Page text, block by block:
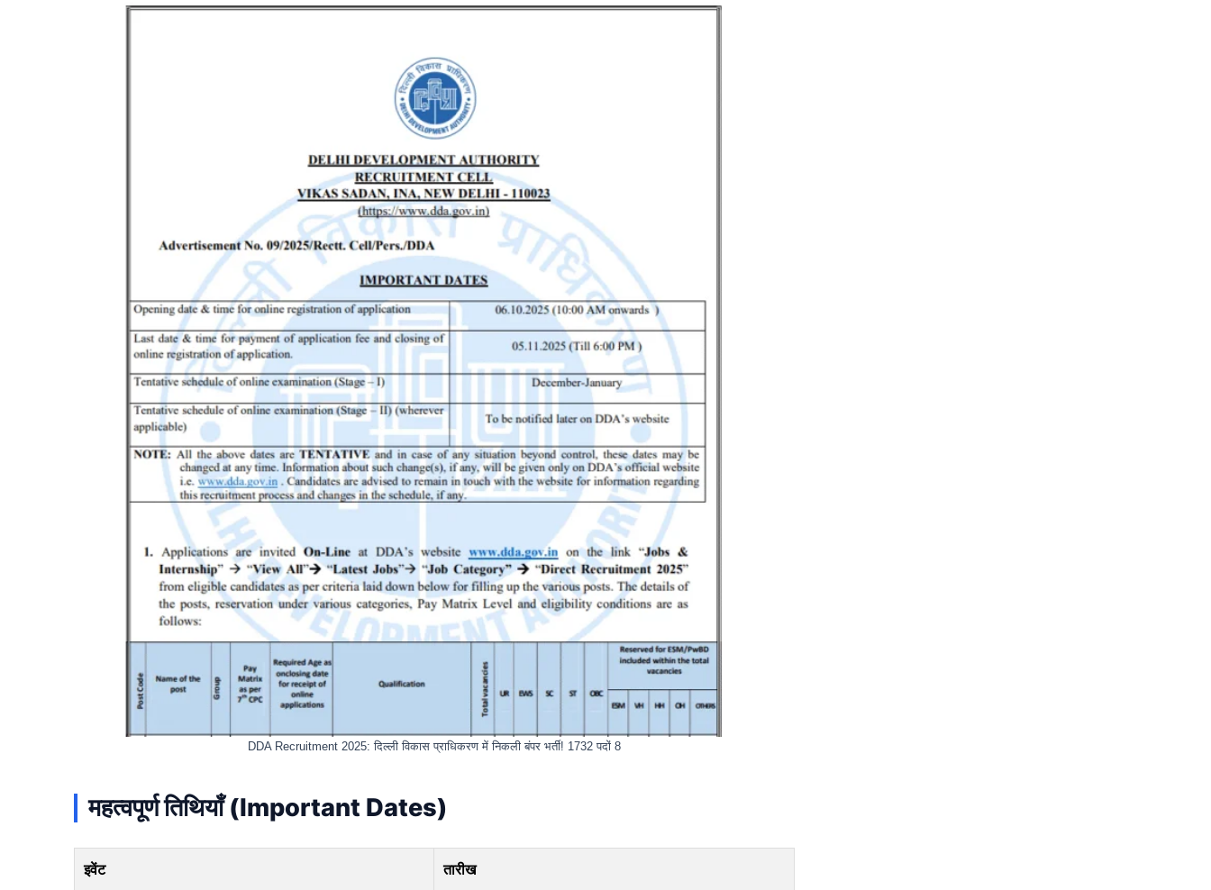
DDA Recruitment 2025: दिल्ली विकास प्राधिकरण में निकली बंपर भर्ती! 1732 पदों 8
महत्वपूर्ण तिथियाँ (Important Dates)
इवेंट तारीख